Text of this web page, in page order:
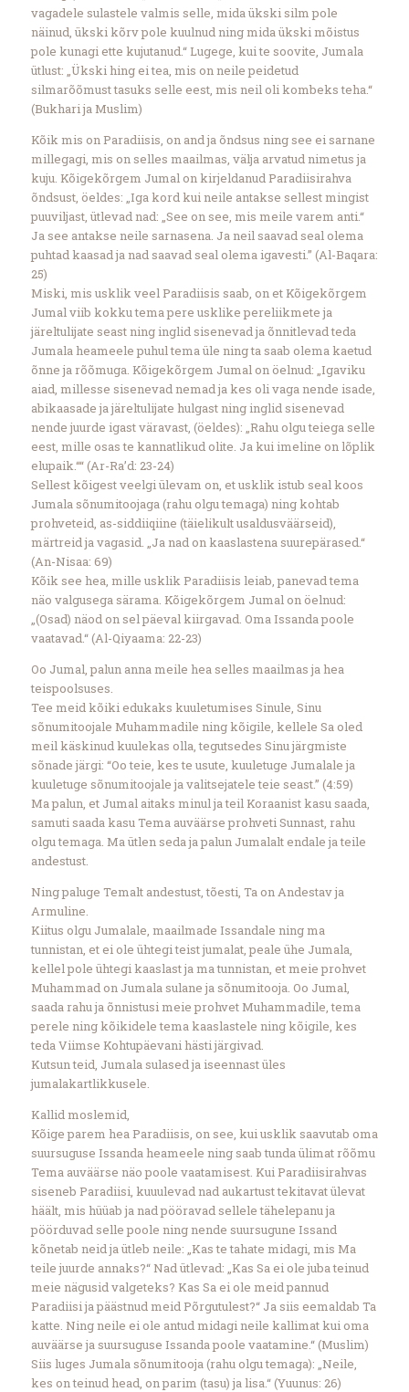
vagadele sulastele valmis selle, mida ükski silm pole
näinud, ükski kõrv pole kuulnud ning mida ükski mõistus
pole kunagi ette kujutanud.“ Lugege, kui te soovite, Jumala
ütlust: „Ükski hing ei tea, mis on neile peidetud
silmarõõmust tasuks selle eest, mis neil oli kombeks teha.“
(Bukhari ja Muslim)
Kõik mis on Paradiisis, on and ja õndsus ning see ei sarnane
millegagi, mis on selles maailmas, välja arvatud nimetus ja
kuju. Kõigekõrgem Jumal on kirjeldanud Paradiisirahva
õndsust, öeldes: „Iga kord kui neile antakse sellest mingist
puuviljast, ütlevad nad: „See on see, mis meile varem anti.“
Ja see antakse neile sarnasena. Ja neil saavad seal olema
puhtad kaasad ja nad saavad seal olema igavesti.” (Al-Baqara:
25)
Miski, mis usklik veel Paradiisis saab, on et Kõigekõrgem
Jumal viib kokku tema pere usklike pereliikmete ja
järeltulijate seast ning inglid sisenevad ja õnnitlevad teda
Jumala heameele puhul tema üle ning ta saab olema kaetud
õnne ja rõõmuga. Kõigekõrgem Jumal on öelnud: „Igaviku
aiad, millesse sisenevad nemad ja kes oli vaga nende isade,
abikaasade ja järeltulijate hulgast ning inglid sisenevad
nende juurde igast väravast, (öeldes): „Rahu olgu teiega selle
eest, mille osas te kannatlikud olite. Ja kui imeline on lõplik
elupaik.““ (Ar-Ra’d: 23-24)
Sellest kõigest veelgi ülevam on, et usklik istub seal koos
Jumala sõnumitoojaga (rahu olgu temaga) ning kohtab
prohveteid, as-siddiiqiine (täielikult usaldusväärseid),
märtreid ja vagasid. „Ja nad on kaaslastena suurepärased.“
(An-Nisaa: 69)
Kõik see hea, mille usklik Paradiisis leiab, panevad tema
näo valgusega särama. Kõigekõrgem Jumal on öelnud:
„(Osad) näod on sel päeval kiirgavad. Oma Issanda poole
vaatavad.“ (Al-Qiyaama: 22-23)
Oo Jumal, palun anna meile hea selles maailmas ja hea
teispoolsuses.
Tee meid kõiki edukaks kuuletumises Sinule, Sinu
sõnumitoojale Muhammadile ning kõigile, kellele Sa oled
meil käskinud kuulekas olla, tegutsedes Sinu järgmiste
sõnade järgi: “Oo teie, kes te usute, kuuletuge Jumalale ja
kuuletuge sõnumitoojale ja valitsejatele teie seast.” (4:59)
Ma palun, et Jumal aitaks minul ja teil Koraanist kasu saada,
samuti saada kasu Tema auväärse prohveti Sunnast, rahu
olgu temaga. Ma ütlen seda ja palun Jumalalt endale ja teile
andestust.
Ning paluge Temalt andestust, tõesti, Ta on Andestav ja
Armuline.
Kiitus olgu Jumalale, maailmade Issandale ning ma
tunnistan, et ei ole ühtegi teist jumalat, peale ühe Jumala,
kellel pole ühtegi kaaslast ja ma tunnistan, et meie prohvet
Muhammad on Jumala sulane ja sõnumitooja. Oo Jumal,
saada rahu ja õnnistusi meie prohvet Muhammadile, tema
perele ning kõikidele tema kaaslastele ning kõigile, kes
teda Viimse Kohtupäevani hästi järgivad.
Kutsun teid, Jumala sulased ja iseennast üles
jumalakartlikkusele.
Kallid moslemid,
Kõige parem hea Paradiisis, on see, kui usklik saavutab oma
suursuguse Issanda heameele ning saab tunda ülimat rõõmu
Tema auväärse näo poole vaatamisest. Kui Paradiisirahvas
siseneb Paradiisi, kuuulevad nad aukartust tekitavat ülevat
häält, mis hüüab ja nad pööravad sellele tähelepanu ja
pöörduvad selle poole ning nende suursugune Issand
kõnetab neid ja ütleb neile: „Kas te tahate midagi, mis Ma
teile juurde annaks?“ Nad ütlevad: „Kas Sa ei ole juba teinud
meie nägusid valgeteks? Kas Sa ei ole meid pannud
Paradiisi ja päästnud meid Põrgutulest?“ Ja siis eemaldab Ta
katte. Ning neile ei ole antud midagi neile kallimat kui oma
auväärse ja suursuguse Issanda poole vaatamine.“ (Muslim)
Siis luges Jumala sõnumitooja (rahu olgu temaga): „Neile,
kes on teinud head, on parim (tasu) ja lisa.“ (Yuunus: 26)